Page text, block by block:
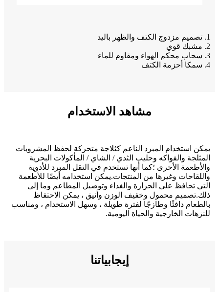
1. تصميم مزدوج الكتف والظهر باليد
2. مشبك قوي
3. سحاب محكم الهواء ومقاوم للماء
4. سمكا أحزمة الكتف
مشاهد الاستخدام
يمكن استخدام المبرد الناعم كثلاجة متحركة لحفظ المشروبات
المثلجة والفواكه وحليب الثدي / الشاي / المأكولات البحرية
والأطعمة الأخرى ؛كما أنها تستخدم في النقل المبرد للأدوية
واللقاحات وغيرها من المنتجات.يمكن استخدامه أيضًا للأطعمة
التي تحافظ على الحرارة والغداء وتوصيل المطاعم وما إلى
ذلك.تصميم محمول وخفيف الوزن وأنيق ، يمكن الاحتفاظ
بالطعام دافئًا وطازجًا لفترة طويلة ، وسهل الاستخدام ، ومناسب
للنزهات الخارجية والحياة اليومية.
إيجابياتنا